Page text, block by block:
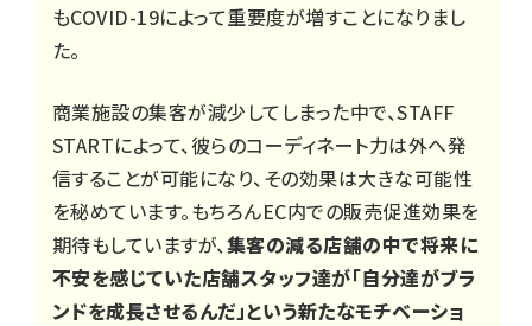
もCOVID-19によって重要度が増すことになりまし
た。
商業施設の集客が減少してしまった中で、STAFF
STARTによって、彼らのコーディネート力は外へ発
信することが可能になり、その効果は大きな可能性
を秘めています。もちろんEC内での販売促進効果を
期待もしていますが、集客の減る店舗の中で将来に
不安を感じていた店舗スタッフ達が「自分達がブラ
ンドを成長させるんだ」という新たなモチベーショ